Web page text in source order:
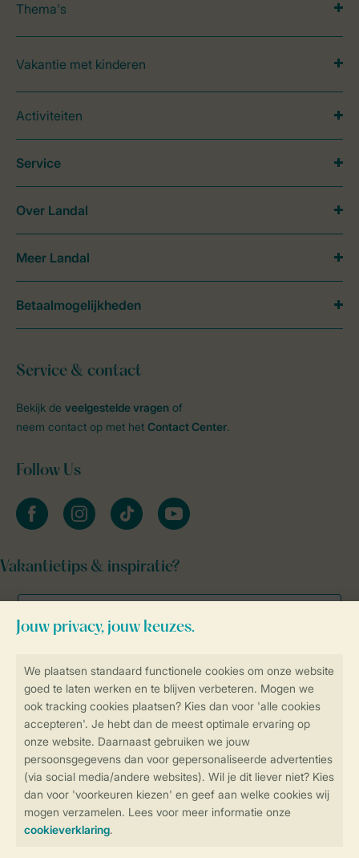
Controle over jouw gegevens &
Veilig en snel online boeken
Veilige gegevensoverdracht
Veilige betaling
Thema's
Vakantie met kinderen
Activiteiten
Service & contact
Bekijk de veelgestelde vragen of
neem contact op met het Contact Center.
Follow Us
facebookinstagramtiktok youtube
Vakantietips & inspiratie?
Service
Over Landal
Meer Landal
Betaalmogelijkheden